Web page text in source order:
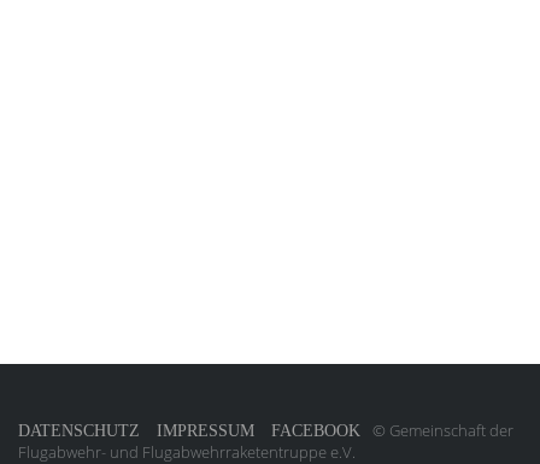
DATENSCHUTZ IMPRESSUM FACEBOOK
© Gemeinschaft der
Flugabwehr- und Flugabwehrraketentruppe e.V.